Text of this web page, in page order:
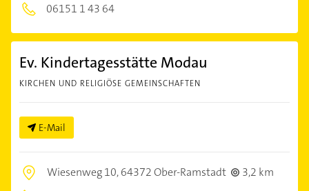
06151 1 43 64
Ev. Kindertagesstätte Modau
KIRCHEN UND RELIGIÖSE GEMEINSCHAFTEN
E-Mail
Wiesenweg 10,64372 Ober-Ramstadt
3,2 km